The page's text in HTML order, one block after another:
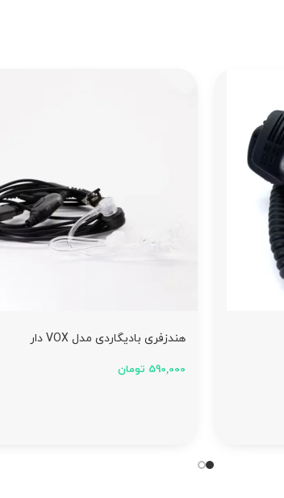
هندزفری بادیگاردی مدل VOX دار
590,000 تومان